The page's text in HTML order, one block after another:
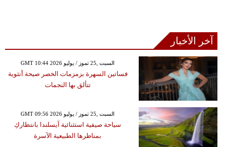
آخر الأخبار
GMT 10:44 2026 السبت ,25 تموز / يوليو
فساتين السهرة بزمزمات الخصر صيحة أنثوية
تتألق بها النجمات
GMT 09:56 2026 السبت ,25 تموز / يوليو
سياحة صيفية استثنائية آيسلندا بانتظاركِ
بمناظرها الطبيعية الآسرة